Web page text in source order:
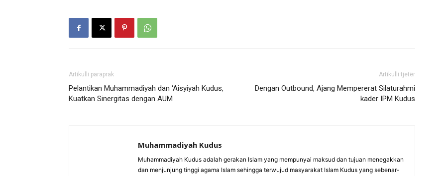
Artikulli paraprak
Pelantikan Muhammadiyah dan ‘Aisyiyah Kudus,
Kuatkan Sinergitas dengan AUM
Artikulli tjetër
Dengan Outbound, Ajang Mempererat Silaturahmi
kader IPM Kudus
Muhammadiyah Kudus
Muhammadiyah Kudus adalah gerakan Islam yang mempunyai maksud dan tujuan menegakkan
dan menjunjung tinggi agama Islam sehingga terwujud masyarakat Islam Kudus yang sebenar-